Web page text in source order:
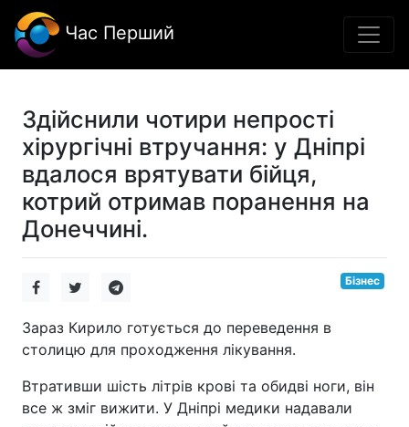
Час Перший
Здійснили чотири непрості
хірургічні втручання: у Дніпрі
вдалося врятувати бійця,
котрий отримав поранення на
Донеччині.
Бізнес
Зараз Кирило готується до переведення в
столицю для проходження лікування.
Втративши шість літрів крові та обидві ноги, він
все ж зміг вижити. У Дніпрі медики надавали